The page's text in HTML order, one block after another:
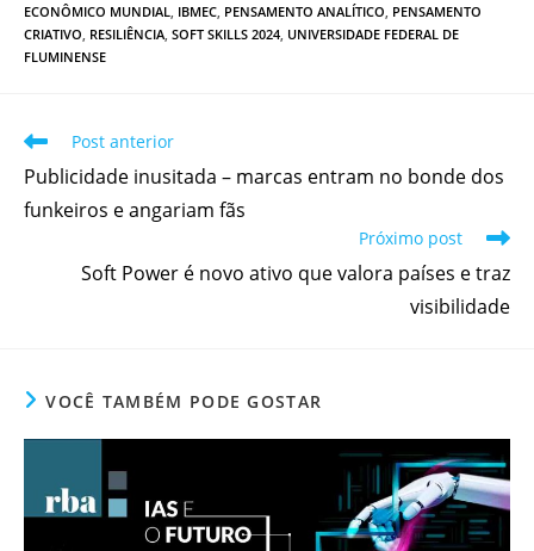
ECONÔMICO MUNDIAL, IBMEC, PENSAMENTO ANALÍTICO, PENSAMENTO
CRIATIVO, RESILIÊNCIA, SOFT SKILLS 2024, UNIVERSIDADE FEDERAL DE
FLUMINENSE
Post anterior
Publicidade inusitada – marcas entram no bonde dos
funkeiros e angariam fãs
Próximo post
Soft Power é novo ativo que valora países e traz
visibilidade
VOCÊ TAMBÉM PODE GOSTAR